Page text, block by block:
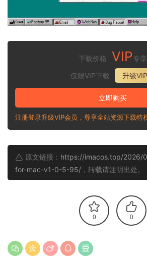
下载价格 VIP专享
仅限VIP下载
升级VIP
立即购买
注册登录升级VIP会员，尊享全站资源下载特
原文链接： https://imacos.top/2026/
for-mac-v1-0-5-95/ ，转载请注明出处。
0 0